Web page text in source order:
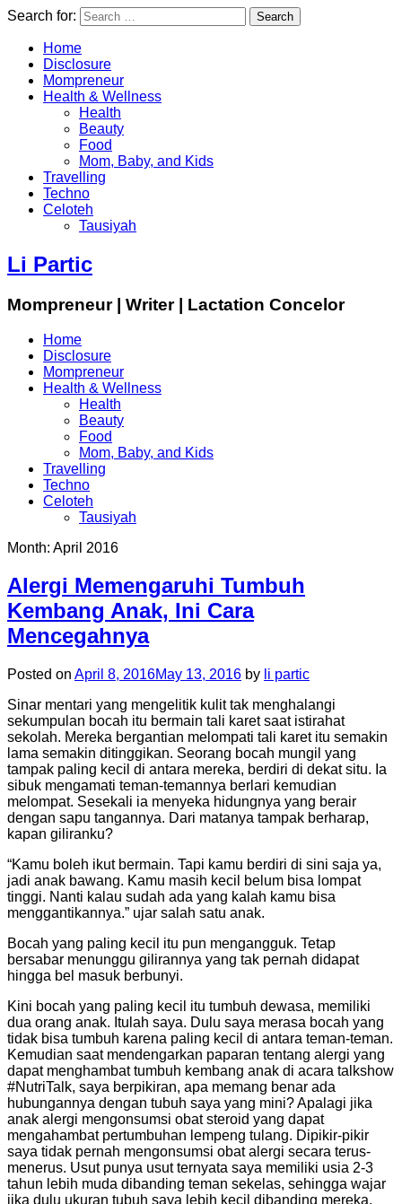
Search for:
Home
Disclosure
Mompreneur
Health & Wellness
Health
Beauty
Food
Mom, Baby, and Kids
Travelling
Techno
Celoteh
Tausiyah
Li Partic
Mompreneur | Writer | Lactation Concelor
Home
Disclosure
Mompreneur
Health & Wellness
Health
Beauty
Food
Mom, Baby, and Kids
Travelling
Techno
Celoteh
Tausiyah
Month: April 2016
Alergi Memengaruhi Tumbuh
Kembang Anak, Ini Cara
Mencegahnya
Posted on April 8, 2016May 13, 2016 by li partic
Sinar mentari yang mengelitik kulit tak menghalangi
sekumpulan bocah itu bermain tali karet saat istirahat
sekolah. Mereka bergantian melompati tali karet itu semakin
lama semakin ditinggikan. Seorang bocah mungil yang
tampak paling kecil di antara mereka, berdiri di dekat situ. Ia
sibuk mengamati teman-temannya berlari kemudian
melompat. Sesekali ia menyeka hidungnya yang berair
dengan sapu tangannya. Dari matanya tampak berharap,
kapan giliranku?
“Kamu boleh ikut bermain. Tapi kamu berdiri di sini saja ya,
jadi anak bawang. Kamu masih kecil belum bisa lompat
tinggi. Nanti kalau sudah ada yang kalah kamu bisa
menggantikannya.” ujar salah satu anak.
Bocah yang paling kecil itu pun mengangguk. Tetap
bersabar menunggu gilirannya yang tak pernah didapat
hingga bel masuk berbunyi.
Kini bocah yang paling kecil itu tumbuh dewasa, memiliki
dua orang anak. Itulah saya. Dulu saya merasa bocah yang
tidak bisa tumbuh karena paling kecil di antara teman-teman.
Kemudian saat mendengarkan paparan tentang alergi yang
dapat menghambat tumbuh kembang anak di acara talkshow
#NutriTalk, saya berpikiran, apa memang benar ada
hubungannya dengan tubuh saya yang mini? Apalagi jika
anak alergi mengonsumsi obat steroid yang dapat
mengahambat pertumbuhan lempeng tulang. Dipikir-pikir
saya tidak pernah mengonsumsi obat alergi secara terus-
menerus. Usut punya usut ternyata saya memiliki usia 2-3
tahun lebih muda dibanding teman sekelas, sehingga wajar
jika dulu ukuran tubuh saya lebih kecil dibanding mereka.